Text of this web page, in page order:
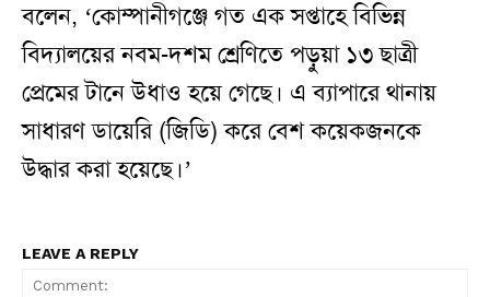
বলেন, ‘কোম্পানীগঞ্জে গত এক সপ্তাহে বিভিন্ন
বিদ্যালয়ের নবম-দশম শ্রেণিতে পড়ুয়া ১৩ ছাত্রী
প্রেমের টানে উধাও হয়ে গেছে। এ ব্যাপারে থানায়
সাধারণ ডায়েরি (জিডি) করে বেশ কয়েকজনকে
উদ্ধার করা হয়েছে।’
LEAVE A REPLY